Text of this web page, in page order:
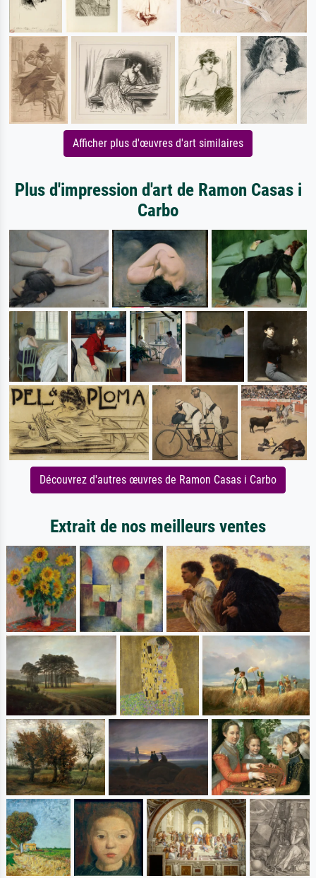
Afficher plus d'œuvres d'art similaires
Plus d'impression d'art de Ramon Casas i
Carbo
Découvrez d'autres œuvres de Ramon Casas i Carbo
Extrait de nos meilleurs ventes